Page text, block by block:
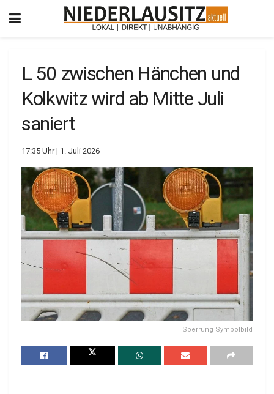
L 50 zwischen Hänchen und
Kolkwitz wird ab Mitte Juli
saniert
17:35 Uhr | 1. Juli 2026
Sperrung Symbolbild